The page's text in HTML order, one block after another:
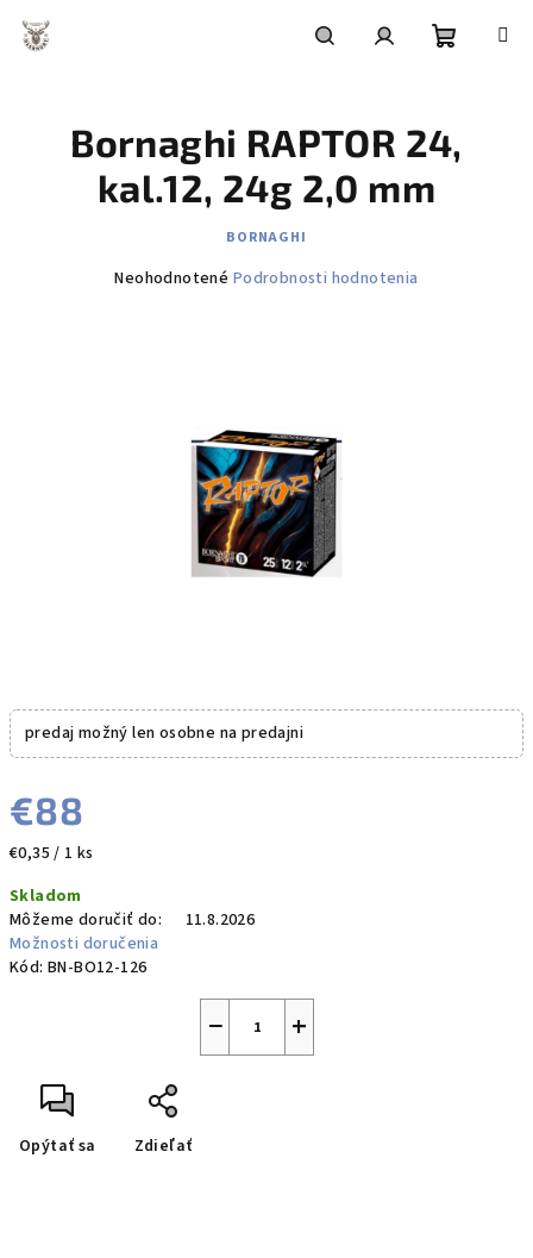
obsah
košík
predaj možný len osobne na predajni
€88
Jednotková
€0,35 / 1 ks
Skladom
Môžeme doručiť do:
11.8.2026
Možnosti doručenia
Kód: BN-BO12-126
+
−
Opýtať sa Zdieľať
Bornaghi RAPTOR 24,
kal.12, 24g 2,0 mm
BORNAGHI
Priemerné
hviezdičiek.
Neohodnotené Podrobnosti hodnotenia